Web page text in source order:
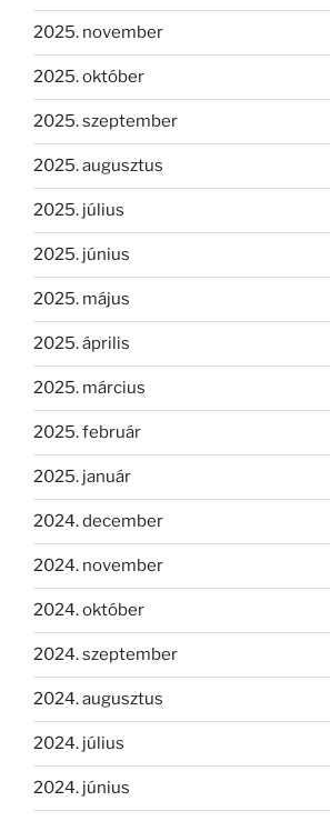
2025. november
2025. október
2025. szeptember
2025. augusztus
2025. július
2025. június
2025. május
2025. április
2025. március
2025. február
2025. január
2024. december
2024. november
2024. október
2024. szeptember
2024. augusztus
2024. július
2024. június